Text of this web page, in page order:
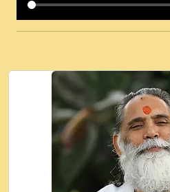
कई पकड क मर हथ र मह
Ki - Krishna Bhajan -
#Ishwar Bhakti.mp3
जब से गीता ज्ञान पाया मैं
Rishikesh - Ratan Ji
तन हल दल द सनव मड
गल लग जव त सर उतत हथ रख